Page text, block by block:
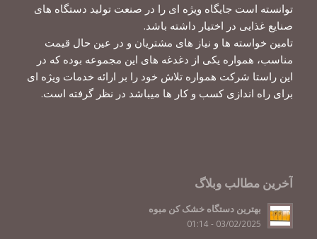
توانسته است جایگاه ویژه ای را در صنعت تولید دستگاه های
صنایع غذایی در اختیار داشته باشد.
تامین خواسته ها و نیاز های مشتریان و در عین حال قیمت
مناسب، همواره یکی از دغدغه های این مجموعه بوده که در
این راستا شرکت همواره تلاش خود را بر ارائه خدمات ویژه ای
برای راه اندازی کسب و کار ها میباشد در نظر گرفته است.
آخرین مطالب وبلاگ
بهترین دستگاه خشک کن مبوه
03/02/2025 - 01:14